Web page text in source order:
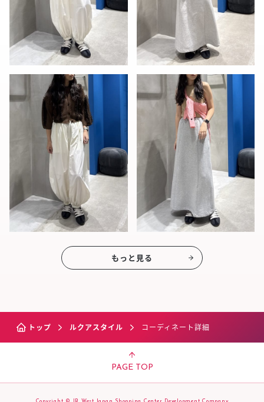
もっと見る
トップ ルクアスタイル コーディネート詳細
PAGE TOP